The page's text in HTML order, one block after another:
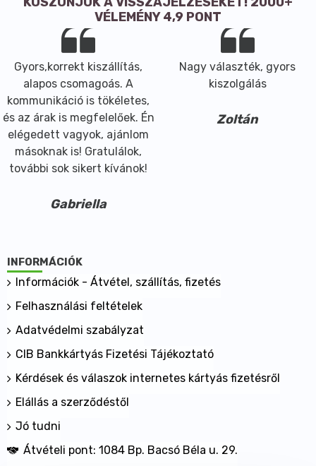
VÉLEMÉNY 4,9 PONT
Gyors,korrekt kiszállítás,
alapos csomagoás. A
kommunikáció is tökéletes,
és az árak is megfelelőek. Én
elégedett vagyok, ajánlom
másoknak is! Gratulálok,
további sok sikert kívánok!
Gabriella
Nagy választék, gyors
kiszolgálás
Zoltán
INFORMÁCIÓK
Információk - Átvétel, szállítás, fizetés
Felhasználási feltételek
Adatvédelmi szabályzat
CIB Bankkártyás Fizetési Tájékoztató
Kérdések és válaszok internetes kártyás fizetésről
Elállás a szerződéstől
Jó tudni
Átvételi pont: 1084 Bp. Bacsó Béla u. 29.